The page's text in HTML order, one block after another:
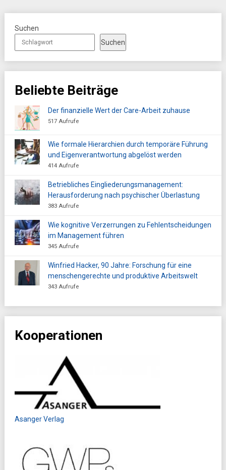
Suchen
Suchen
Beliebte Beiträge
Der finanzielle Wert der Care-Arbeit zuhause
517 Aufrufe
Wie formale Hierarchien durch temporäre Führung
und Eigenverantwortung abgelöst werden
414 Aufrufe
Betriebliches Eingliederungsmanagement:
Herausforderung nach psychischer Überlastung
383 Aufrufe
Wie kognitive Verzerrungen zu Fehlentscheidungen
im Management führen
345 Aufrufe
Winfried Hacker, 90 Jahre: Forschung für eine
menschengerechte und produktive Arbeitswelt
343 Aufrufe
Kooperationen
Asanger Verlag